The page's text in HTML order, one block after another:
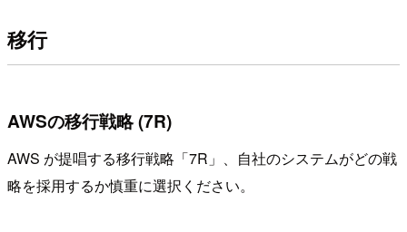
移行
AWSの移行戦略 (7R)
AWS が提唱する移行戦略「7R」、自社のシステムがどの戦
略を採用するか慎重に選択ください。